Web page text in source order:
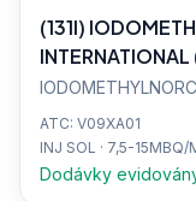
(131I)
ATC: V09XA01
INJ SOL · 7,5-15MBQ/
Dodávky